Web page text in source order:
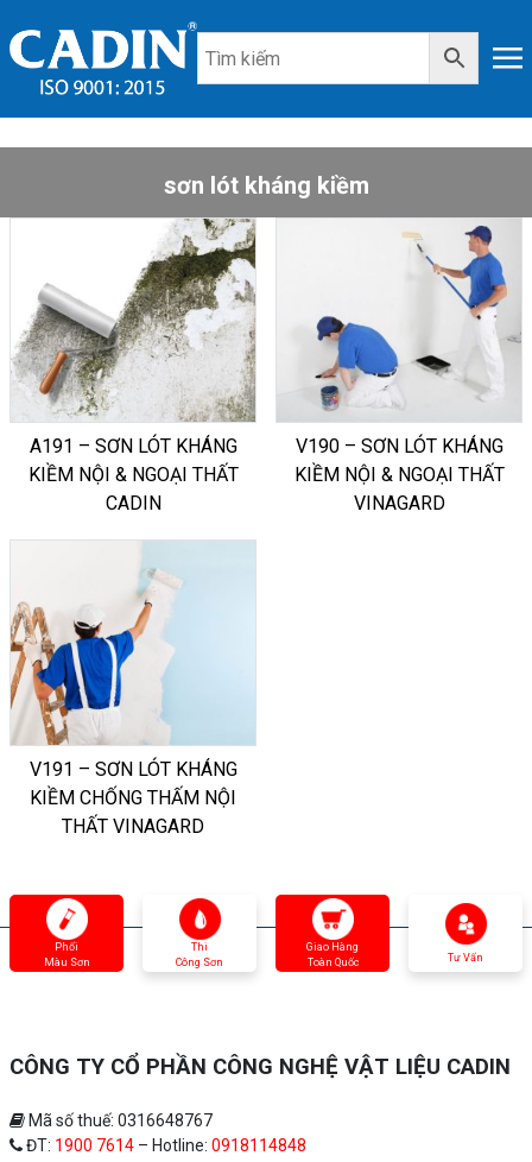
sơn lót kháng kiềm
A191 – SƠN LÓT KHÁNG
KIỀM NỘI & NGOẠI THẤT
CADIN
V190 – SƠN LÓT KHÁNG
KIỀM NỘI & NGOẠI THẤT
VINAGARD
V191 – SƠN LÓT KHÁNG
KIỀM CHỐNG THẤM NỘI
THẤT VINAGARD
Phối
Màu Sơn
Thi
Công Sơn
Giao Hàng
Toàn Quốc
Tư Vấn
CÔNG TY CỔ PHẦN CÔNG NGHỆ VẬT LIỆU CADIN
Mã số thuế: 0316648767
ĐT: 1900 7614 – Hotline: 0918114848